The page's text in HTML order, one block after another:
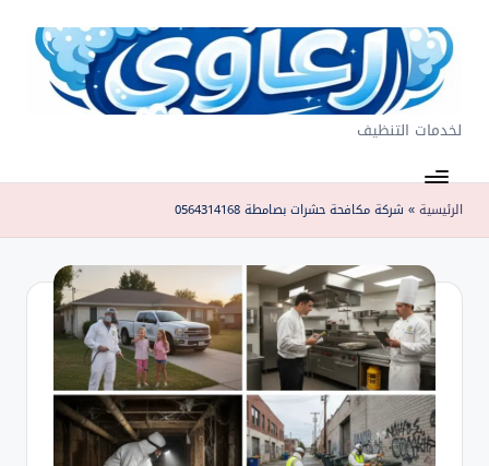
التجاوز
المحتوى
ر
غ
او
ي
لخدمات التنظيف
الرئيسية» شركة مكافحة حشرات بصامطة 0564314168